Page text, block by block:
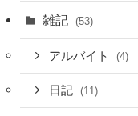
雑記 (53)
アルバイト (4)
日記 (11)